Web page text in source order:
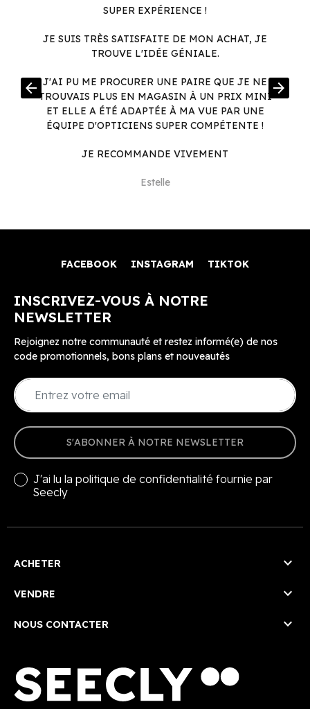
SUPER EXPÉRIENCE !
JE SUIS TRÈS SATISFAITE DE MON ACHAT, JE
TROUVE L'IDÉE GÉNIALE.
J'AI PU ME PROCURER UNE PAIRE QUE JE NE
TROUVAIS PLUS EN MAGASIN À UN PRIX MINI
ET ELLE A ÉTÉ ADAPTÉE À MA VUE PAR UNE
ÉQUIPE D'OPTICIENS SUPER COMPÉTENTE !
JE RECOMMANDE VIVEMENT
Estelle
arrow_back arrow_forward
FACEBOOK INSTAGRAM TIKTOK
INSCRIVEZ-VOUS À NOTRE
NEWSLETTER
Rejoignez notre communauté et restez informé(e) de nos
code promotionnels, bons plans et nouveautés
S'ABONNER À NOTRE NEWSLETTER
J'ai lu la politique de confidentialité fournie par
Seecly
ACHETER 
VENDRE 
NOUS CONTACTER 